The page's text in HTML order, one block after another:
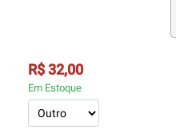
R$ 32,00
Em Estoque